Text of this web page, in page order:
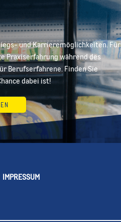
und Karrieremöglichkeiten. Für
Praxiserfahrung während des
Berufserfahrene. Finden Sie
dabei ist!
IMPRESSUM